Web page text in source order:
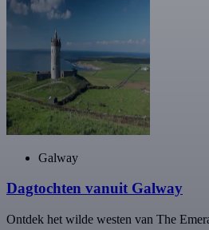
Galway
Dagtochten vanuit Galway
Ontdek het wilde westen van The